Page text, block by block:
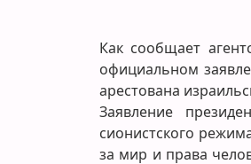
Как сообщает
официальном
арестована
Заявление
сионистского
за мир и права